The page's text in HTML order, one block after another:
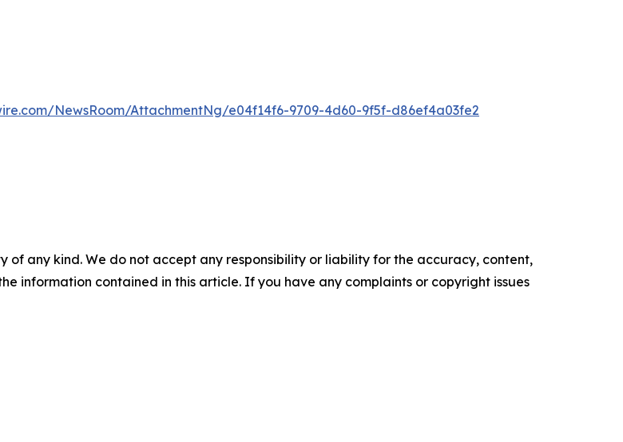
NewsRoom/AttachmentNg/e04f14f6-9709-4d60-9f5f-d86ef4a03fe2
of any kind. We do not accept any responsibility or liability for the accuracy, content,
information contained in this article. If you have any complaints or copyright issues